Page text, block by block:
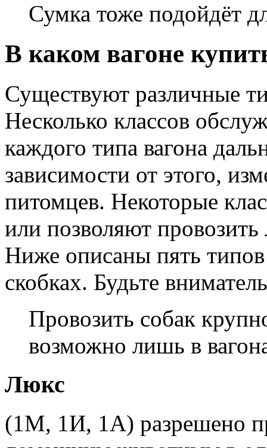
Сумка тоже подойдёт
В каком вагоне
Существуют различные
Несколько классов
каждого типа вагона
зависимости от этого,
питомцев. Некоторые
или позволяют
Ниже описаны пять
скобках. Будьте
Провозить собак
возможно лишь в
Люкс
(1М, 1И, 1А) разрешено